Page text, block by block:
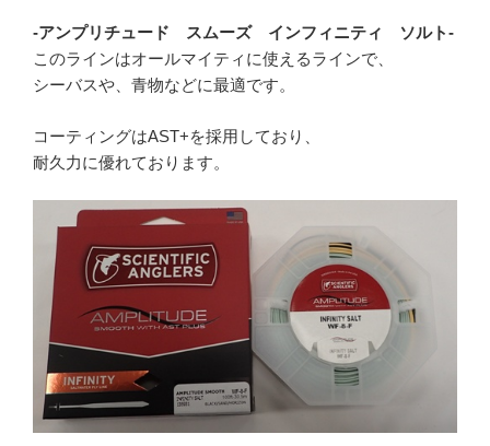
-アンプリチュード スムーズ インフィニティ ソルト-
このラインはオールマイティに使えるラインで、
シーバスや、青物などに最適です。
コーティングはAST+を採用しており、
耐久力に優れております。